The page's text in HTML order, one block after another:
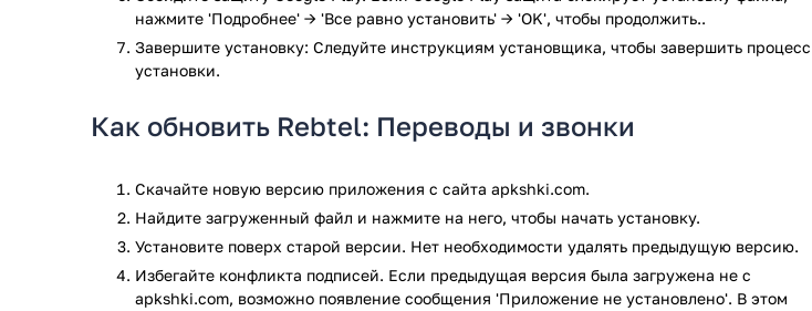
Скачайте приложение Rebtel для Android, чтобы начать экономить на хвонках в роуминге и
международно связи.
результате проверки по всем последним сигнатурам заражения файлов не выявлено.
нажмите 'Подробнее' → 'Все равно установить' → 'OK', чтобы продолжить..
Завершите установку: Следуйте инструкциям установщика, чтобы завершить процесс
установки.
Как обновить Rebtel: Переводы и звонки
Скачайте новую версию приложения с сайта apkshki.com.
Найдите загруженный файл и нажмите на него, чтобы начать установку.
Установите поверх старой версии. Нет необходимости удалять предыдущую версию.
Избегайте конфликта подписей. Если предыдущая версия была загружена не с
apkshki.com, возможно появление сообщения 'Приложение не установлено'. В этом